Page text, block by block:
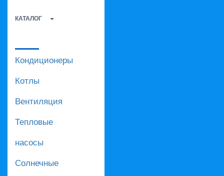
КАТАЛОГ
Кондиционеры
Котлы
Вентиляция
Тепловые
насосы
Солнечные